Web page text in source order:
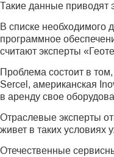
Такие данные приводят
В списке необходимого
программное
считают эксперты
Проблема состоит в
Sercel, американская
в аренду свое
Отраслевые эксперты
живет в таких условиях
Отечественные